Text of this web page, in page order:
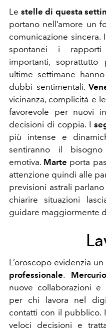
Le stelle di questa
portano nell’amore un
comunicazione sincera. Il
spontanei i
importanti,
ultime settimane
dubbi sentimentali.
vicinanza, complicità e
favorevole per nuovi
decisioni di coppia. I
più intense e
sentiranno il
emotiva. Marte porta
attenzione quindi alle
previsioni astrali
chiarire situazioni
guidare maggiormente
L’oroscopo evidenzia un
professionale. Mercurio
nuove collaborazioni e
per chi lavora nel
contatti con il pubblico. Il
veloci decisioni e